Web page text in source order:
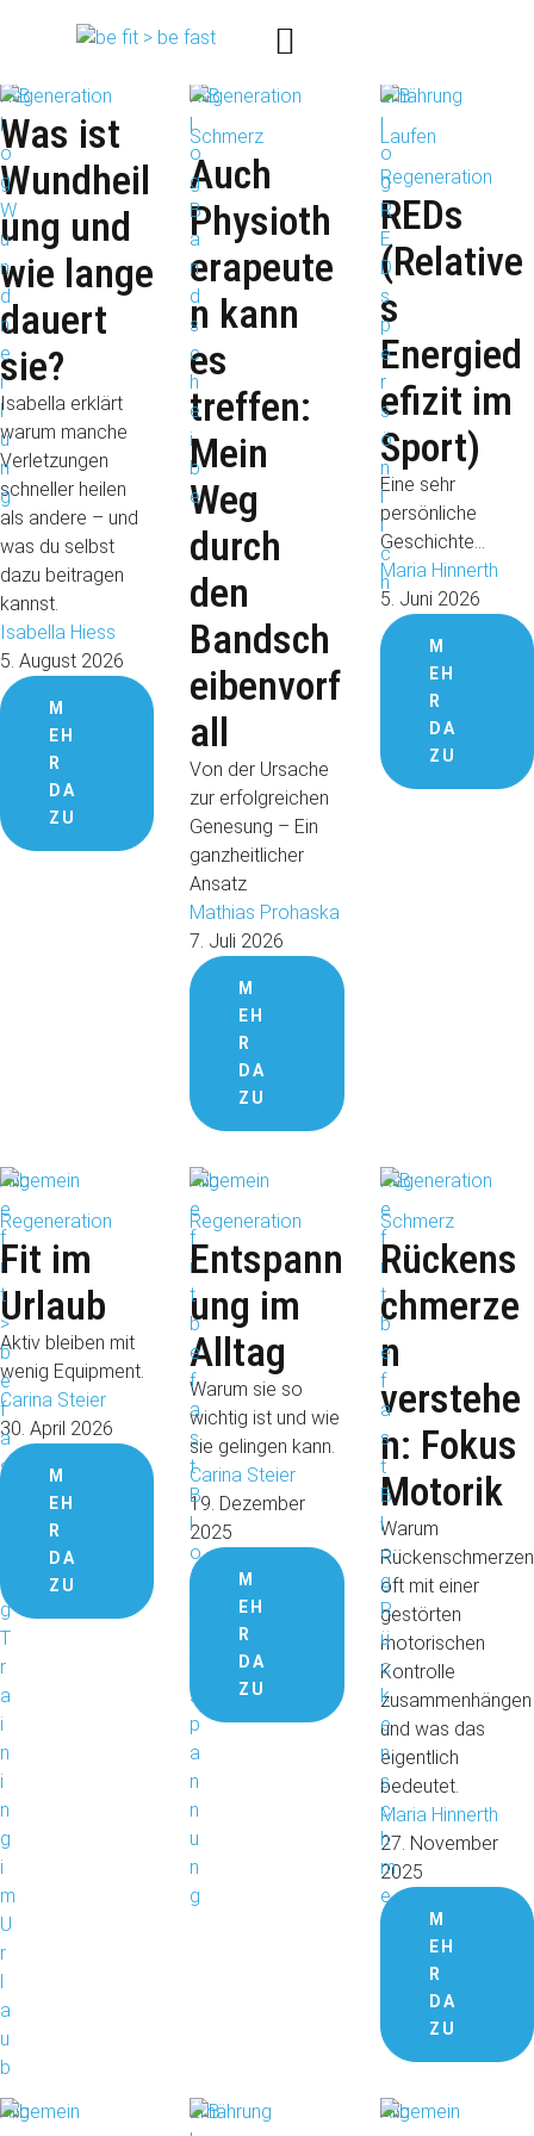
Kategorie:Regeneration
Regeneration
Was ist
Wundheil
ung und
wie lange
dauert
sie?
Isabella erklärt
warum manche
Verletzungen
schneller heilen
als andere – und
was du selbst
dazu beitragen
kannst.
Isabella Hiess
5. August 2026
M
EH
R
DA
ZU
Regeneration
Schmerz
Auch
Physioth
erapeute
n kann
es
treffen:
Mein
Weg
durch
den
Bandsch
eibenvorf
all
Von der Ursache
zur erfolgreichen
Genesung – Ein
ganzheitlicher
Ansatz
Mathias Prohaska
7. Juli 2026
M
EH
R
DA
ZU
Ernährung
Laufen
Regeneration
REDs
(Relative
s
Energied
efizit im
Sport)
Eine sehr
persönliche
Geschichte…
Maria Hinnerth
5. Juni 2026
M
EH
R
DA
ZU
Allgemein
Regeneration
Fit im
Urlaub
Aktiv bleiben mit
wenig Equipment.
Carina Steier
30. April 2026
M
EH
R
DA
ZU
Allgemein
Regeneration
Entspann
ung im
Alltag
Warum sie so
wichtig ist und wie
sie gelingen kann.
Carina Steier
19. Dezember
2025
M
EH
R
DA
ZU
Regeneration
Schmerz
Rückens
chmerze
n
verstehe
n: Fokus
Motorik
Warum
Rückenschmerzen
oft mit einer
gestörten
motorischen
Kontrolle
zusammenhängen
und was das
eigentlich
bedeutet.
Maria Hinnerth
27. November
2025
M
EH
R
DA
ZU
Allgemein Ernährung Allgemein